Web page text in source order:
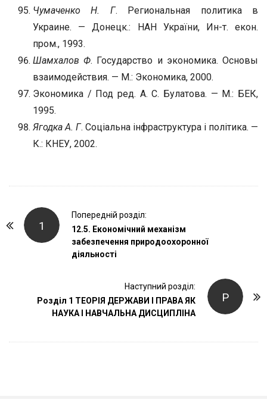
Чумаченко Н. Г. Региональная политика в
Украине. — Донецк.: НАН України, Ин-т. екон.
пром., 1993.
Шамхалов Ф. Государство и экономика. Основы
взаимодействия. — М.: Экономика, 2000.
Экономика / Под ред. А. С. Булатова. — М.: БЕК,
1995.
Ягодка А. Г. Соціальна інфраструктура і політика. —
К.: КНЕУ, 2002.
1
Попередній розділ:
12.5. Економічний механізм
забезпечення природоохоронної
діяльності
Р
Наступний розділ:
Розділ 1 ТЕОРІЯ ДЕРЖАВИ І ПРАВА ЯК
НАУКА І НАВЧАЛЬНА ДИСЦИПЛІНА